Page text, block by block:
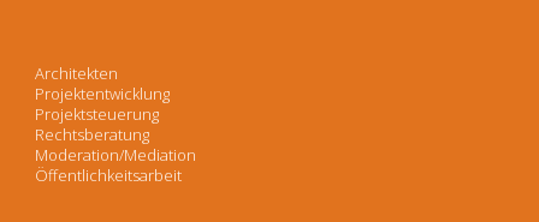
Architekten
Projektentwicklung
Projektsteuerung
Rechtsberatung
Moderation/Mediation
Öffentlichkeitsarbeit